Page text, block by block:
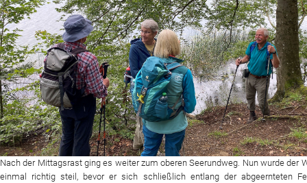
Nach der Mittagsrast ging es weiter zum oberen Seerundweg. Nun wurde der
einmal richtig steil, bevor er sich schließlich entlang der abgeernteten